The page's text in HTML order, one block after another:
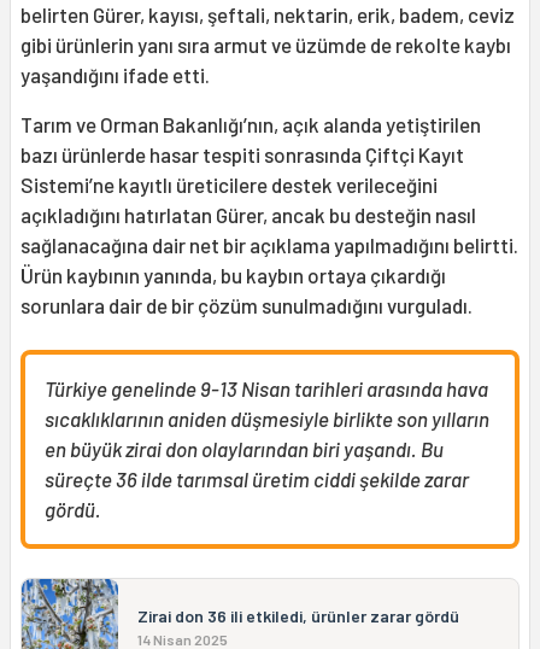
belirten Gürer, kayısı, şeftali, nektarin, erik, badem, ceviz
gibi ürünlerin yanı sıra armut ve üzümde de rekolte kaybı
yaşandığını ifade etti.
Tarım ve Orman Bakanlığı’nın, açık alanda yetiştirilen
bazı ürünlerde hasar tespiti sonrasında Çiftçi Kayıt
Sistemi’ne kayıtlı üreticilere destek verileceğini
açıkladığını hatırlatan Gürer, ancak bu desteğin nasıl
sağlanacağına dair net bir açıklama yapılmadığını belirtti.
Ürün kaybının yanında, bu kaybın ortaya çıkardığı
sorunlara dair de bir çözüm sunulmadığını vurguladı.
Türkiye genelinde 9-13 Nisan tarihleri arasında hava
sıcaklıklarının aniden düşmesiyle birlikte son yılların
en büyük zirai don olaylarından biri yaşandı. Bu
süreçte 36 ilde tarımsal üretim ciddi şekilde zarar
gördü.
Zirai don 36 ili etkiledi, ürünler zarar gördü
14 Nisan 2025